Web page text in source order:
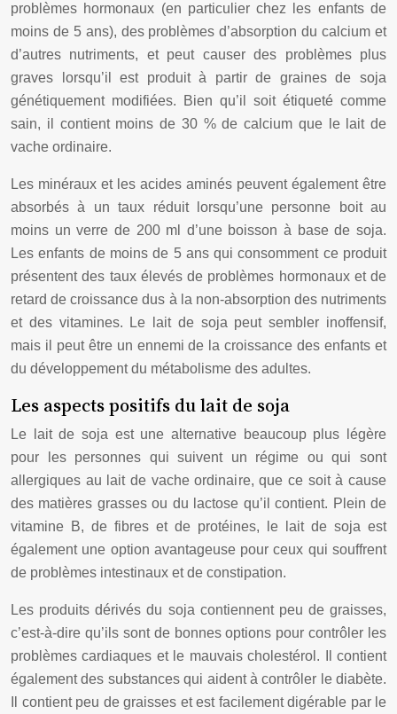
problèmes hormonaux (en particulier chez les enfants de
moins de 5 ans), des problèmes d’absorption du calcium et
d’autres nutriments, et peut causer des problèmes plus
graves lorsqu’il est produit à partir de graines de soja
génétiquement modifiées. Bien qu’il soit étiqueté comme
sain, il contient moins de 30 % de calcium que le lait de
vache ordinaire.
Les minéraux et les acides aminés peuvent également être
absorbés à un taux réduit lorsqu’une personne boit au
moins un verre de 200 ml d’une boisson à base de soja.
Les enfants de moins de 5 ans qui consomment ce produit
présentent des taux élevés de problèmes hormonaux et de
retard de croissance dus à la non-absorption des nutriments
et des vitamines. Le lait de soja peut sembler inoffensif,
mais il peut être un ennemi de la croissance des enfants et
du développement du métabolisme des adultes.
Les aspects positifs du lait de soja
Le lait de soja est une alternative beaucoup plus légère
pour les personnes qui suivent un régime ou qui sont
allergiques au lait de vache ordinaire, que ce soit à cause
des matières grasses ou du lactose qu’il contient. Plein de
vitamine B, de fibres et de protéines, le lait de soja est
également une option avantageuse pour ceux qui souffrent
de problèmes intestinaux et de constipation.
Les produits dérivés du soja contiennent peu de graisses,
c’est-à-dire qu’ils sont de bonnes options pour contrôler les
problèmes cardiaques et le mauvais cholestérol. Il contient
également des substances qui aident à contrôler le diabète.
Il contient peu de graisses et est facilement digérable par le